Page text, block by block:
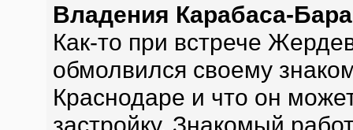
Владения Карабаса-
Как-то при встрече
обмолвился своему
Краснодаре и что он
застройку. Знакомый